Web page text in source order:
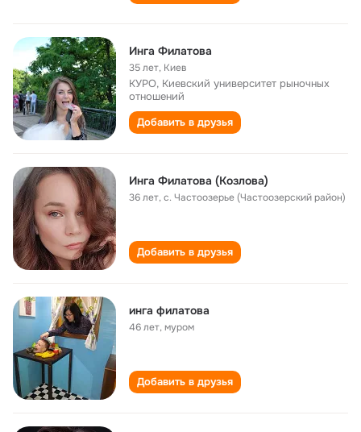
Инга Филатова
35 лет, Киев
КУРО, Киевский университет рыночных
отношений
Добавить в друзья
Инга Филатова (Козлова)
36 лет,с. Частоозерье (Частоозерский район)
Добавить в друзья
инга филатова
46 лет,муром
Добавить в друзья